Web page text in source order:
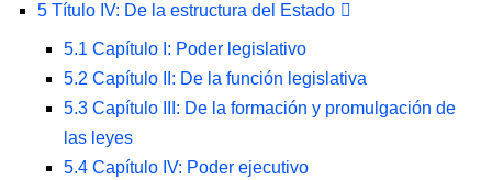
5 Título IV: De la estructura del Estado
5.1 Capítulo I: Poder legislativo
5.2 Capítulo II: De la función legislativa
5.3 Capítulo III: De la formación y promulgación de
las leyes
5.4 Capítulo IV: Poder ejecutivo